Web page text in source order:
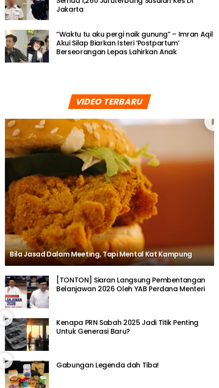
Jakarta
“Waktu tu aku pergi naik gunung” – Imran Aqil
Akui Silap Biarkan Isteri ‘Postpartum’
Berseorangan Lepas Lahirkan Anak
VIDEO TERBARU
Bila Jasad Dalam Meeting, Tapi Mental Kat Kampung
[TONTON] Siaran Langsung Pembentangan
Belanjawan 2026 Oleh YAB Perdana Menteri
Kenapa PRN Sabah 2025 Jadi Titik Penting
Untuk Generasi Baru?
Gabungan Legenda dah Tiba!